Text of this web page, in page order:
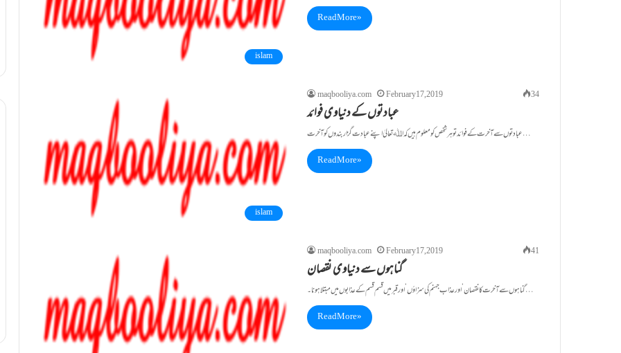
islam
Read More »
islam
maqbooliya.com February 17, 2019 34
عبادتوں کے دنیاوی فوائد
عبادتوں سے آخرت کے فوائد تو ہر شخص کو معلوم ہیں کہ اﷲتعالیٰ اپنے عبادت گزار بندو ں کو آخرت…
Read More »
maqbooliya.com February 17, 2019 41
گناہوں سے دنیاوی نقصان
گناہوں سے آخرت کا نقصان’ اور عذاب جہنم کی سزاؤں’ اور قبر میں قسم قسم کے عذابوں میں مبتلا ہونا۔…
Read More »